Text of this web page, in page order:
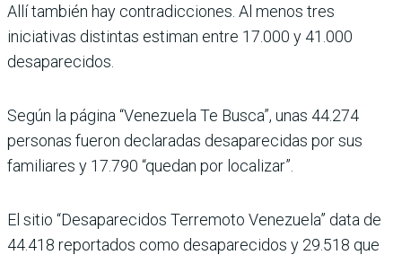
Allí también hay contradicciones. Al menos tres
iniciativas distintas estiman entre 17.000 y 41.000
desaparecidos.
Según la página “Venezuela Te Busca”, unas 44.274
personas fueron declaradas desaparecidas por sus
familiares y 17.790 “quedan por localizar”.
El sitio “Desaparecidos Terremoto Venezuela” data de
44.418 reportados como desaparecidos y 29.518 que